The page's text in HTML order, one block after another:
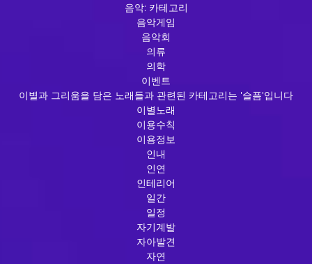
음악: 카테고리
음악게임
음악회
의류
의학
이벤트
이별과 그리움을 담은 노래들과 관련된 카테고리는 '슬픔'입니다
이별노래
이용수칙
이용정보
인내
인연
인테리어
일간
일정
자기계발
자아발견
자연